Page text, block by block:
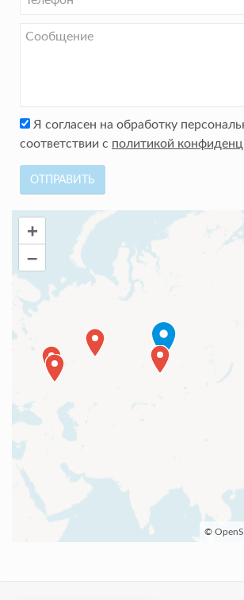
Я согласен на обработку
соответствии с политикой
ОТПРАВИТЬ
+
–
©